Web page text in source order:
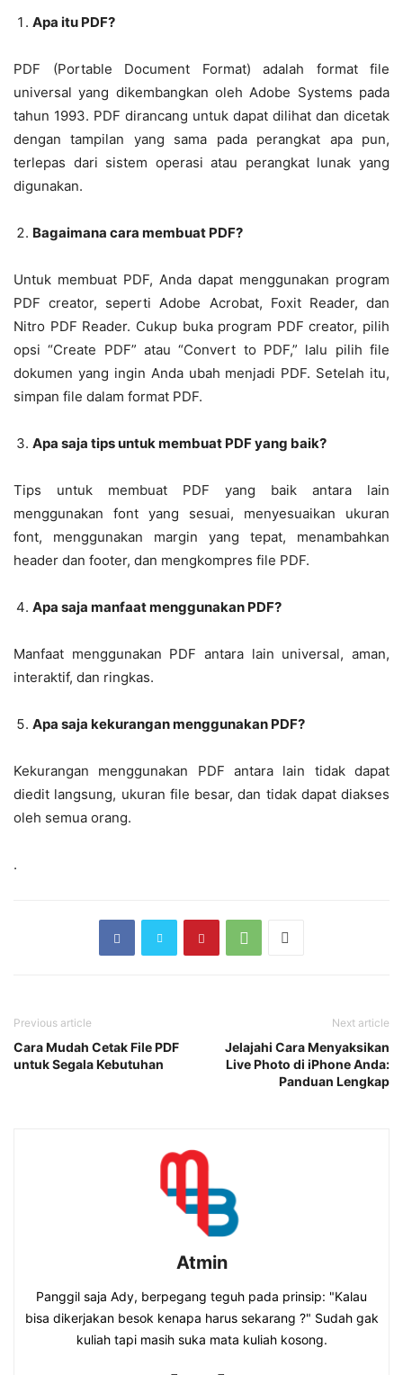
Apa itu PDF?
PDF (Portable Document Format) adalah format file
universal yang dikembangkan oleh Adobe Systems pada
tahun 1993. PDF dirancang untuk dapat dilihat dan dicetak
dengan tampilan yang sama pada perangkat apa pun,
terlepas dari sistem operasi atau perangkat lunak yang
digunakan.
Bagaimana cara membuat PDF?
Untuk membuat PDF, Anda dapat menggunakan program
PDF creator, seperti Adobe Acrobat, Foxit Reader, dan
Nitro PDF Reader. Cukup buka program PDF creator, pilih
opsi “Create PDF” atau “Convert to PDF,” lalu pilih file
dokumen yang ingin Anda ubah menjadi PDF. Setelah itu,
simpan file dalam format PDF.
Apa saja tips untuk membuat PDF yang baik?
Tips untuk membuat PDF yang baik antara lain
menggunakan font yang sesuai, menyesuaikan ukuran
font, menggunakan margin yang tepat, menambahkan
header dan footer, dan mengkompres file PDF.
Apa saja manfaat menggunakan PDF?
Manfaat menggunakan PDF antara lain universal, aman,
interaktif, dan ringkas.
Apa saja kekurangan menggunakan PDF?
Kekurangan menggunakan PDF antara lain tidak dapat
diedit langsung, ukuran file besar, dan tidak dapat diakses
oleh semua orang.
.
Previous article
Cara Mudah Cetak File PDF
untuk Segala Kebutuhan
Next article
Jelajahi Cara Menyaksikan
Live Photo di iPhone Anda:
Panduan Lengkap
Atmin
Panggil saja Ady, berpegang teguh pada prinsip: "Kalau
bisa dikerjakan besok kenapa harus sekarang ?" Sudah gak
kuliah tapi masih suka mata kuliah kosong.